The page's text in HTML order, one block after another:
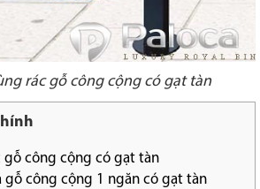
rác gỗ công cộng có gạt tàn
gỗ công cộng có gạt tàn
gỗ công cộng 1 ngăn có gạt tàn